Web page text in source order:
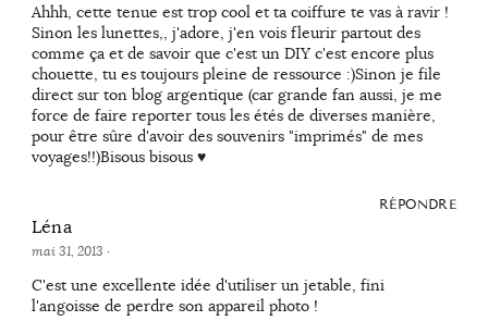
Ahhh, cette tenue est trop cool et ta coiffure te vas à ravir !
Sinon les lunettes,, j'adore, j'en vois fleurir partout des
comme ça et de savoir que c'est un DIY c'est encore plus
chouette, tu es toujours pleine de ressource :)Sinon je file
direct sur ton blog argentique (car grande fan aussi, je me
force de faire reporter tous les étés de diverses manière,
pour être sûre d'avoir des souvenirs "imprimés" de mes
voyages!!)Bisous bisous ♥
RÉPONDRE
Léna
mai 31, 2013 ·
C'est une excellente idée d'utiliser un jetable, fini
l'angoisse de perdre son appareil photo !